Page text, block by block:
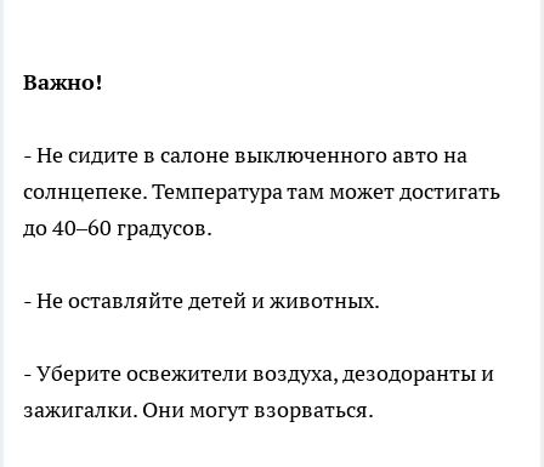
Важно!
- Не сидите в салоне выключенного авто на
солнцепеке. Температура там может достигать
до 40–60 градусов.
- Не оставляйте детей и животных.
- Уберите освежители воздуха, дезодоранты и
зажигалки. Они могут взорваться.